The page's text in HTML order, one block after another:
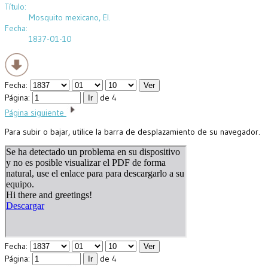
Título:
Mosquito mexicano, El.
Fecha:
1837-01-10
Fecha:
Página:
de 4
Página siguiente
Para subir o bajar, utilice la barra de desplazamiento de su navegador.
Fecha:
Página:
de 4